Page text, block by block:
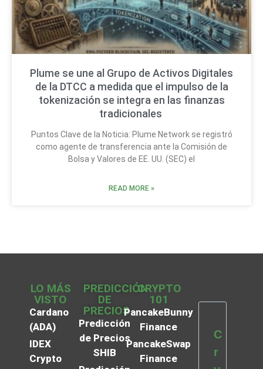
Plume se une al Grupo de Activos Digitales
de la DTCC a medida que el impulso de la
tokenización se integra en las finanzas
tradicionales
Puntos Clave de la Noticia: Plume Network se registró
como agente de transferencia ante la Comisión de
Bolsa y Valores de EE. UU. (SEC) el
READ MORE »
LO MÁS
VISTO
Cardano
(ADA)
IDEX
Crypto
PREDICCIÓN
DE
PRECIOS
Predicción
de Precios
SHIB
CRYPTO
101
PancakeBunny
Finance
PancakeSwap
Finance
C
r